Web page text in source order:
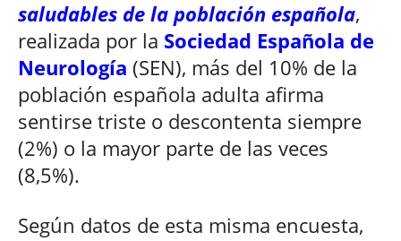
saludables de la población española,
realizada por la Sociedad Española de
Neurología (SEN), más del 10% de la
población española adulta afirma
sentirse triste o descontenta siempre
(2%) o la mayor parte de las veces
(8,5%).
Según datos de esta misma encuesta,